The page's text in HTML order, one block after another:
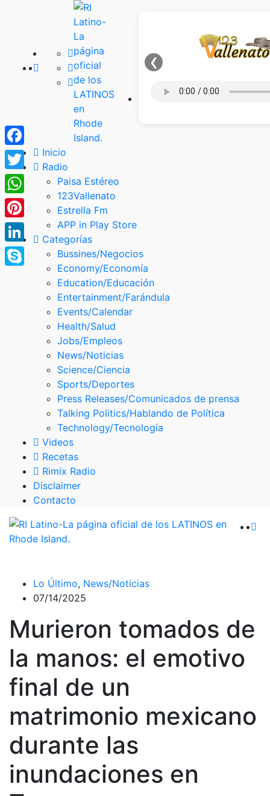
❮
Inicio
Radio
Paisa Estéreo
123Vallenato
Estrella Fm
APP in Play Store
Categorías
Bussines/Negocios
Economy/Economía
Education/Educación
Entertainment/Farándula
Events/Calendar
Health/Salud
Jobs/Empleos
News/Noticias
Science/Ciencia
Sports/Deportes
Press Releases/Comunicados de prensa
Talking Politics/Hablando de Política
Technology/Tecnología
Videos
Recetas
Rimix Radio
Disclaimer
Contacto
Lo Último, News/Noticias
07/14/2025
Murieron tomados de
la manos: el emotivo
final de un
matrimonio mexicano
durante las
inundaciones en
Facebook
Twitter
WhatsApp
Pinterest
LinkedIn